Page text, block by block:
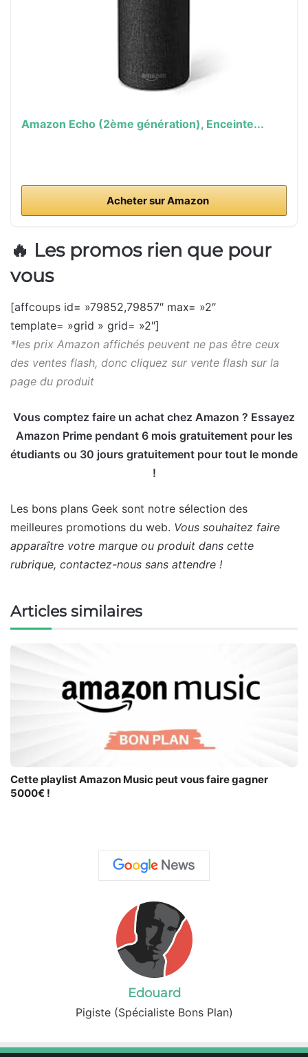
Amazon Echo (2ème génération), Enceinte...
Acheter sur Amazon
🔥 Les promos rien que pour
vous
[affcoups id= »79852,79857″ max= »2″
template= »grid » grid= »2″]
*les prix Amazon affichés peuvent ne pas être ceux
des ventes flash, donc cliquez sur vente flash sur la
page du produit
Vous comptez faire un achat chez Amazon ? Essayez
Amazon Prime pendant 6 mois gratuitement pour les
étudiants ou 30 jours gratuitement pour tout le monde
!
Les bons plans Geek sont notre sélection des
meilleures promotions du web. Vous souhaitez faire
apparaître votre marque ou produit dans cette
rubrique, contactez-nous sans attendre !
Articles similaires
Cette playlist Amazon Music peut vous faire gagner
5000€ !
Edouard
Pigiste (Spécialiste Bons Plan)